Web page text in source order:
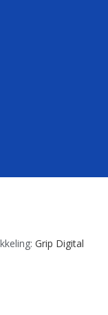
Grip Digital